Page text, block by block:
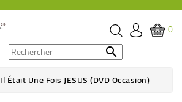
0

Il Était Une Fois JESUS (DVD Occasion)